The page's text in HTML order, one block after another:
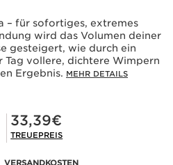
– für sofortiges, extremes
wird das Volumen deiner
gesteigert, wie durch ein
Tag vollere, dichtere Wimpern
Ergebnis. MEHR DETAILS
Mitgliederpreis 33,39€
33,39€
TREUEPREIS
VERSANDKOSTEN